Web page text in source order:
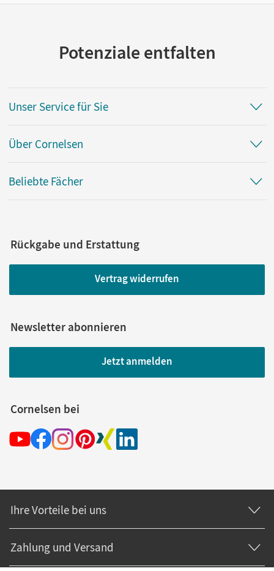
Potenziale entfalten
Unser Service für Sie
Über Cornelsen
Beliebte Fächer
Rückgabe und Erstattung
Vertrag widerrufen
Newsletter abonnieren
Jetzt anmelden
Cornelsen bei
Ihre Vorteile bei uns
Zahlung und Versand